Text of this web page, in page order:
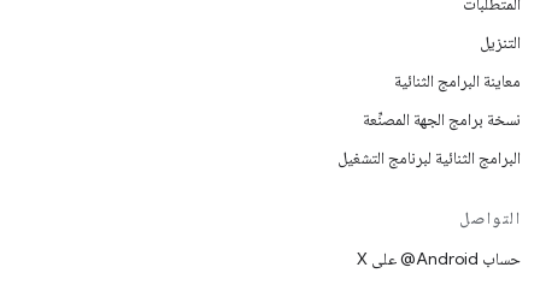
التنزيل
معاينة البرامج الثنائية
نسخة برامج الجهة المصنِّعة
البرامج الثنائية لبرنامج التشغيل
التواصل
حساب ‎@Android على X